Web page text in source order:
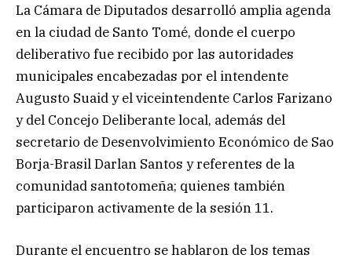
La Cámara de Diputados desarrolló amplia agenda
en la ciudad de Santo Tomé, donde el cuerpo
deliberativo fue recibido por las autoridades
municipales encabezadas por el intendente
Augusto Suaid y el viceintendente Carlos Farizano
y del Concejo Deliberante local, además del
secretario de Desenvolvimiento Económico de Sao
Borja-Brasil Darlan Santos y referentes de la
comunidad santotomeña; quienes también
participaron activamente de la sesión 11.
Durante el encuentro se hablaron de los temas